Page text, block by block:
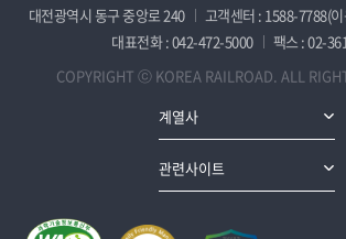
대전광역시 동구 중앙로 240
고객센터 : 1588-7788(
대표전화 : 042-472-5000
팩스 : 02-
COPYRIGHT ⓒ KOREA RAILROAD. ALL
계열사
관련사이트